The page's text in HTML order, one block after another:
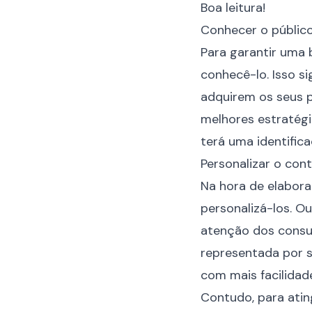
Boa leitura!
Conhecer o
Para garantir
conhecê-lo. Isso
adquirem os seus
melhores
terá uma
Personalizar o
Na hora de
personalizá-los.
atenção dos
representada por
com mais
Contudo, para